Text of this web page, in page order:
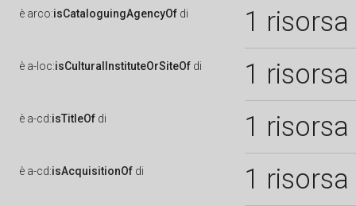
è arco:isCataloguingAgencyOf di 1 risorsa
è a-loc:isCulturalInstituteOrSiteOf di 1 risorsa
è a-cd:isTitleOf di 1 risorsa
è a-cd:isAcquisitionOf di 1 risorsa